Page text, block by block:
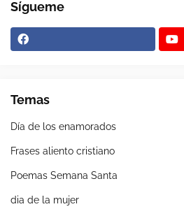
Sígueme
Temas
Día de los enamorados
Frases aliento cristiano
Poemas Semana Santa
dia de la mujer